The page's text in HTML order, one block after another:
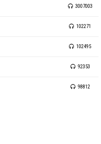
3007003
102271
102495
92353
98812